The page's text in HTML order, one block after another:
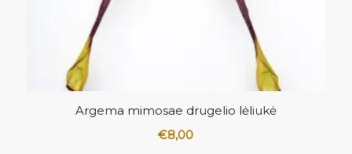
Argema mimosae drugelio lėliukė
€8,00